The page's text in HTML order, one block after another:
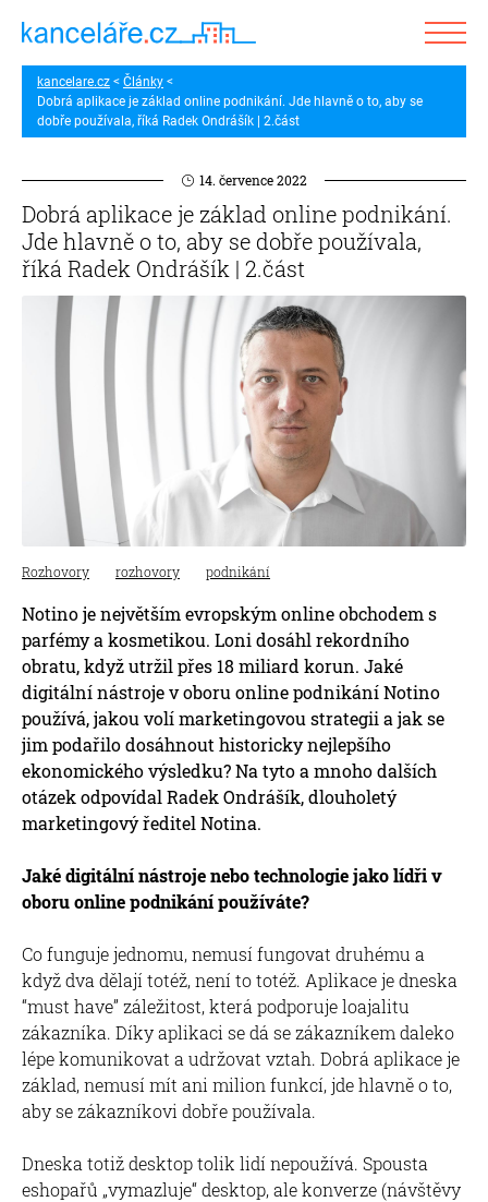
kancelare.cz
Články
Dobrá aplikace je základ online podnikání. Jde hlavně o to, aby se
dobře používala, říká Radek Ondrášík | 2.část
14. července 2022
Dobrá aplikace je základ online podnikání.
Jde hlavně o to, aby se dobře používala,
říká Radek Ondrášík | 2.část
Rozhovory rozhovory podnikání
Notino je největším evropským online obchodem s
parfémy a kosmetikou. Loni dosáhl rekordního
obratu, když utržil přes 18 miliard korun. Jaké
digitální nástroje v oboru online podnikání Notino
používá, jakou volí marketingovou strategii a jak se
jim podařilo dosáhnout historicky nejlepšího
ekonomického výsledku? Na tyto a mnoho dalších
otázek odpovídal Radek Ondrášík, dlouholetý
marketingový ředitel Notina.
Jaké digitální nástroje nebo technologie jako lídři v
oboru online podnikání používáte?
Co funguje jednomu, nemusí fungovat druhému a
když dva dělají totéž, není to totéž. Aplikace je dneska
“must have” záležitost, která podporuje loajalitu
zákazníka. Díky aplikaci se dá se zákazníkem daleko
lépe komunikovat a udržovat vztah. Dobrá aplikace je
základ, nemusí mít ani milion funkcí, jde hlavně o to,
aby se zákazníkovi dobře používala.
Dneska totiž desktop tolik lidí nepoužívá. Spousta
eshopařů „vymazluje“ desktop, ale konverze (návštěvy